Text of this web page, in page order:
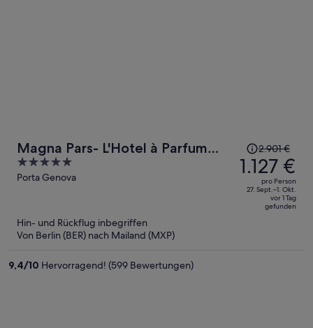
Magna Pars- L'Hotel à Parfum
Small Luxury Hotels of the World
5
out
Porta Genova
Der
Preis
betrug
2.901 €,
2.901 €
1.127 €
pro Person
27. Sept.–1. Okt.
vor 1 Tag
gefunden
Hin- und Rückflug inbegriffen
Von Berlin (BER) nach Mailand (MXP)
9,4/10 Hervorragend! (599 Bewertungen)